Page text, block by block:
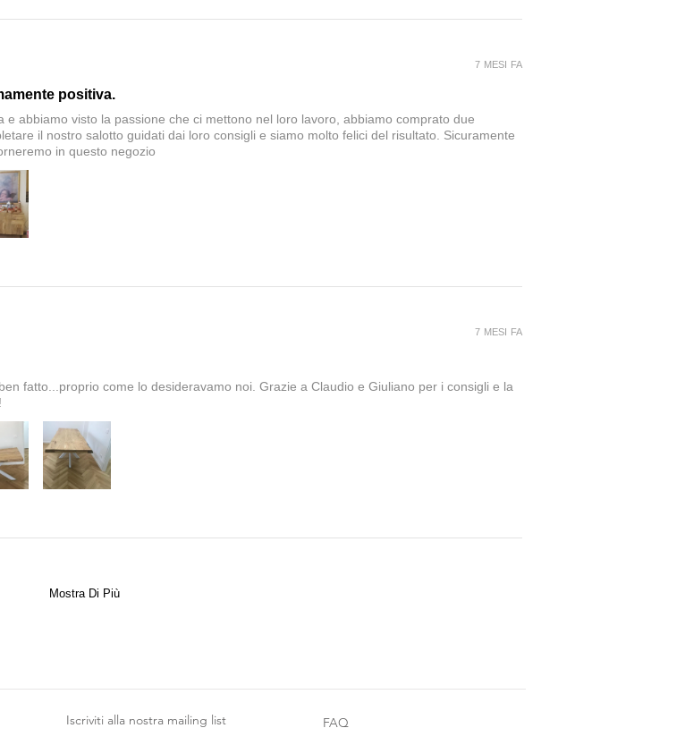
positiva.
e abbiamo visto la passione che ci mettono nel loro lavoro, abbiamo comprato due
il nostro salotto guidati dai loro consigli e siamo molto felici del risultato. Sicuramente
in questo negozio
7 MESI FA
fatto...proprio come lo desideravamo noi. Grazie a Claudio e Giuliano per i consigli e la
7 MESI FA
Mostra Di Più
Iscriviti alla nostra mailing list
FAQ